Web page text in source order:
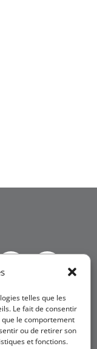
telles que les
Le fait de consentir
le comportement
ou de retirer son
et fonctions.